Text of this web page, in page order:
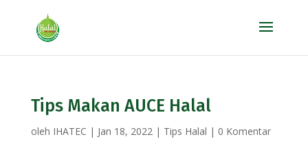
Tips Makan AUCE Halal
oleh IHATEC | Jan 18, 2022| Tips Halal | 0 Komentar